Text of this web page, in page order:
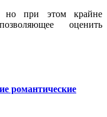
но при этом крайне
оценить
романтические